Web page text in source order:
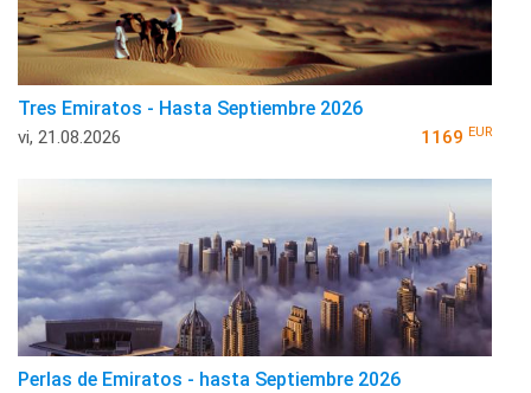
Tres Emiratos - Hasta Septiembre 2026
vi, 21.08.2026 1169 EUR
Perlas de Emiratos - hasta Septiembre 2026